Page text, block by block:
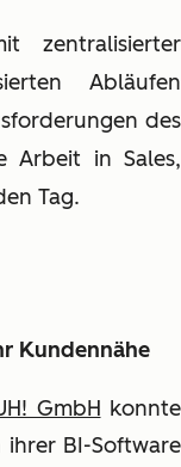
zentralisierter
Abläufen
des
Arbeit in Sales,
Tag.
Kundennähe
GmbH konnte
ihrer BI-Software